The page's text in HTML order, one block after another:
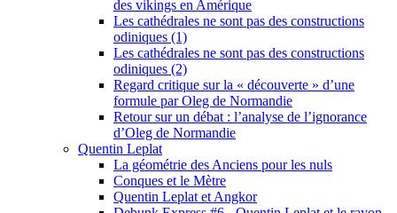
des vikings en Amérique
Les cathédrales ne sont pas des constructions
odiniques (1)
Les cathédrales ne sont pas des constructions
odiniques (2)
Regard critique sur la « découverte » d’une
formule par Oleg de Normandie
Retour sur un débat : l’analyse de l’ignorance
d’Oleg de Normandie
Quentin Leplat
La géométrie des Anciens pour les nuls
Conques et le Mètre
Quentin Leplat et Angkor